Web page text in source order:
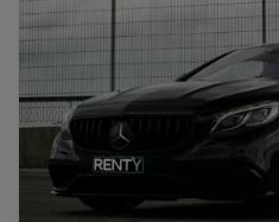
Ford
Tesla
Zeitraum wählen